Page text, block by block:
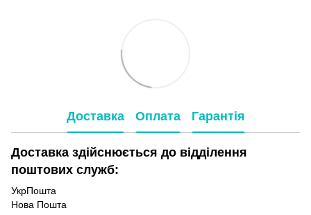
Доставка Оплата Гарантія
Доставка здійснюється до відділення
поштових служб:
УкрПошта
Нова Пошта